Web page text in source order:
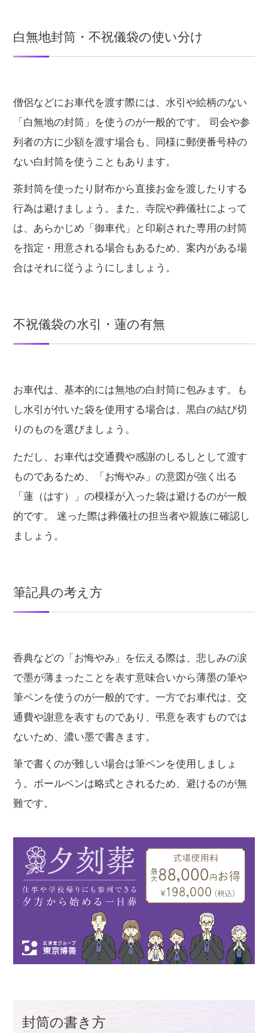
白無地封筒・不祝儀袋の使い分け
僧侶などにお車代を渡す際には、水引や絵柄のない
「白無地の封筒」を使うのが一般的です。 司会や参
列者の方に少額を渡す場合も、同様に郵便番号枠の
ない白封筒を使うこともあります。
茶封筒を使ったり財布から直接お金を渡したりする
行為は避けましょう。また、寺院や葬儀社によって
は、あらかじめ「御車代」と印刷された専用の封筒
を指定・用意される場合もあるため、案内がある場
合はそれに従うようにしましょう。
不祝儀袋の水引・蓮の有無
お車代は、基本的には無地の白封筒に包みます。も
し水引が付いた袋を使用する場合は、黒白の結び切
りのものを選びましょう。
ただし、お車代は交通費や感謝のしるしとして渡す
ものであるため、「お悔やみ」の意図が強く出る
「蓮（はす）」の模様が入った袋は避けるのが一般
的です。 迷った際は葬儀社の担当者や親族に確認し
ましょう。
筆記具の考え方
香典などの「お悔やみ」を伝える際は、悲しみの涙
で墨が薄まったことを表す意味合いから薄墨の筆や
筆ペンを使うのが一般的です。一方でお車代は、交
通費や謝意を表すものであり、弔意を表すものでは
ないため、濃い墨で書きます。
筆で書くのが難しい場合は筆ペンを使用しましょ
う。ボールペンは略式とされるため、避けるのが無
難です。
封筒の書き方